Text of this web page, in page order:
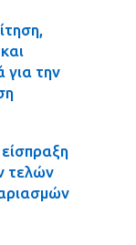
για την
τελών